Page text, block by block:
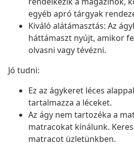
egyéb apró tárgyak
Kiváló alátámasztás: Az
háttámaszt nyújt, amikor
olvasni vagy tévézni.
Jó tudni:
Ez az ágykeret léces
tartalmazza a léceket.
Az ágy nem tartozéka a
matracokat kínálunk.
matracot üzletünkben.